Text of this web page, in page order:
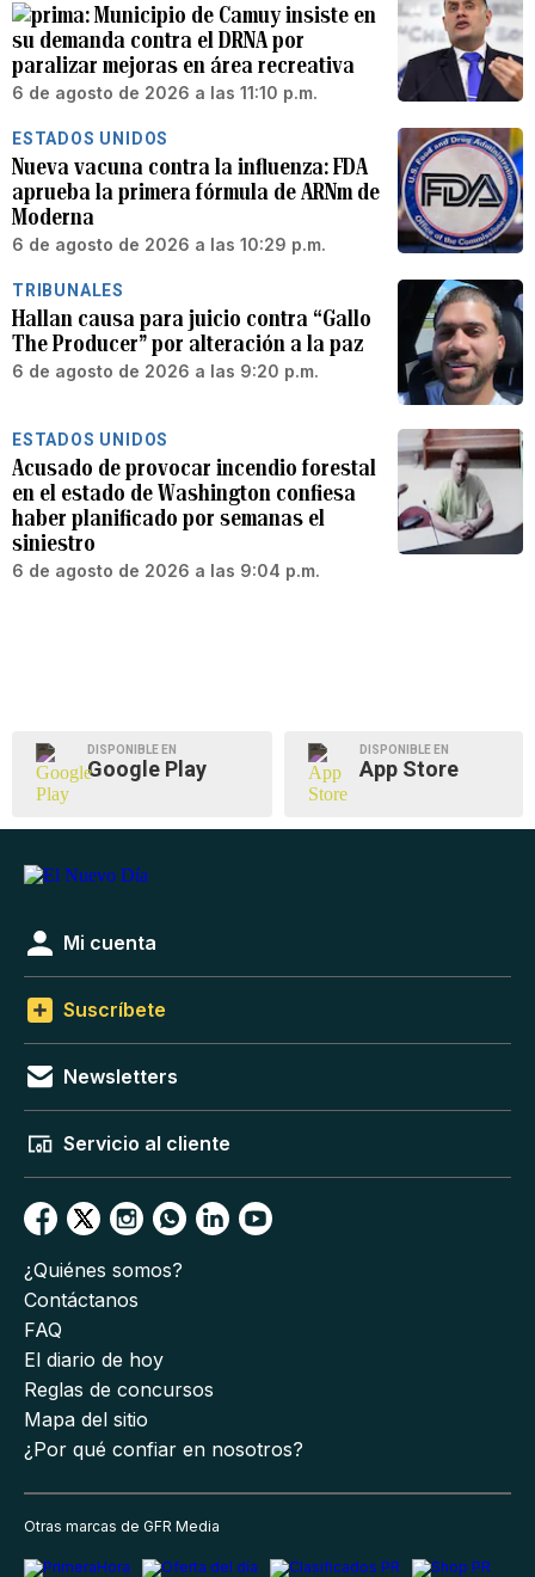
Municipio de Camuy insiste en
su demanda contra el DRNA por
paralizar mejoras en área recreativa
6 de agosto de 2026 a las 11:10 p.m.
ESTADOS UNIDOS
Nueva vacuna contra la influenza: FDA
aprueba la primera fórmula de ARNm de
Moderna
6 de agosto de 2026 a las 10:29 p.m.
TRIBUNALES
Hallan causa para juicio contra “Gallo
The Producer” por alteración a la paz
6 de agosto de 2026 a las 9:20 p.m.
ESTADOS UNIDOS
Acusado de provocar incendio forestal
en el estado de Washington confiesa
haber planificado por semanas el
siniestro
6 de agosto de 2026 a las 9:04 p.m.
DISPONIBLE EN
Google Play
DISPONIBLE EN
App Store
Mi cuenta
Suscríbete
Newsletters
Servicio al cliente
¿Quiénes somos?
Contáctanos
FAQ
El diario de hoy
Reglas de concursos
Mapa del sitio
¿Por qué confiar en nosotros?
Otras marcas de GFR Media